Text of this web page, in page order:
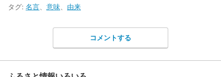
タグ: 名言 意味 由来
コメントする